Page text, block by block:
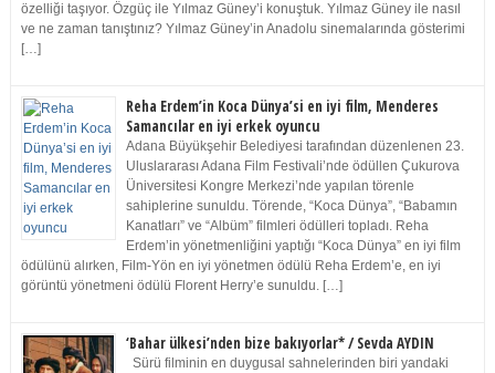
özelliği taşıyor. Özgüç ile Yılmaz Güney’i konuştuk. Yılmaz Güney ile nasıl
ve ne zaman tanıştınız? Yılmaz Güney’in Anadolu sinemalarında gösterimi
[…]
Reha Erdem’in Koca Dünya’si en iyi film, Menderes
Samancılar en iyi erkek oyuncu
Adana Büyükşehir Belediyesi tarafından düzenlenen 23.
Uluslararası Adana Film Festivali’nde ödüllen Çukurova
Üniversitesi Kongre Merkezi’nde yapılan törenle
sahiplerine sunuldu. Törende, “Koca Dünya”, “Babamın
Kanatları” ve “Albüm” filmleri ödülleri topladı. Reha
Erdem’in yönetmenliğini yaptığı “Koca Dünya” en iyi film
ödülünü alırken, Film-Yön en iyi yönetmen ödülü Reha Erdem’e, en iyi
görüntü yönetmeni ödülü Florent Herry’e sunuldu. […]
‘Bahar ülkesi’nden bize bakıyorlar* / Sevda AYDIN
Sürü filminin en duygusal sahnelerinden biri yandaki